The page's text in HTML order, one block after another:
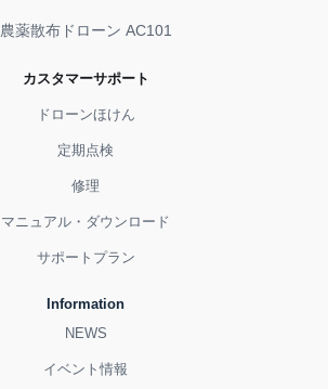
農薬散布ドローン AC101
カスタマーサポート
ドローンほけん
定期点検
修理
マニュアル・ダウンロード
サポートプラン
Information
NEWS
イベント情報